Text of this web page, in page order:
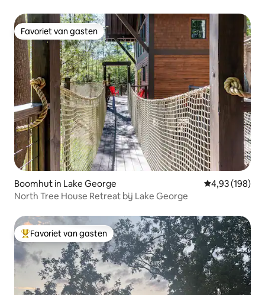
Favoriet van gasten
Favoriet van gasten
Boomhut in Lake George Gemiddelde
4,93 (198)
North Tree House Retreat bij Lake George
Topfavoriet van gasten
Favoriet van gasten